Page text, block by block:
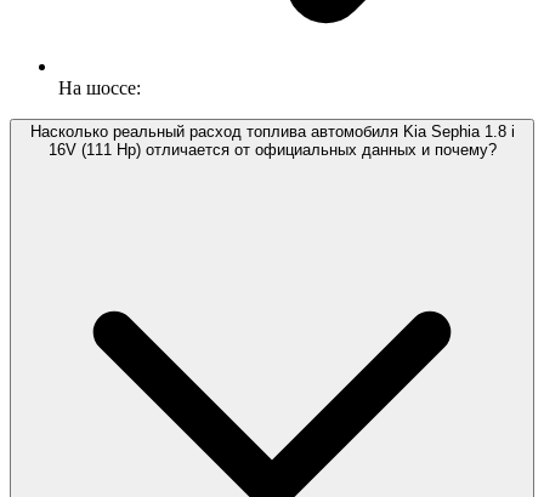
На шоссе:
Насколько реальный расход топлива автомобиля Kia Sephia 1.8 i
16V (111 Hp) отличается от официальных данных и почему?